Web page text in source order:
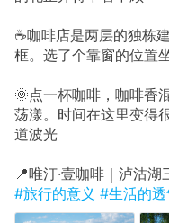
☕咖啡店是两层的独栋
框。选了个靠窗的位置
🌞点一杯咖啡，咖啡香
荡漾。时间在这里变得
道波光
📍唯汀·壹咖啡｜泸沽湖
#旅行的意义 #生活的